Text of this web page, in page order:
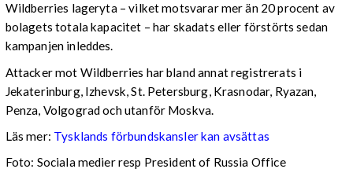
Wildberries lageryta – vilket motsvarar mer än 20 procent av
bolagets totala kapacitet – har skadats eller förstörts sedan
kampanjen inleddes.
Attacker mot Wildberries har bland annat registrerats i
Jekaterinburg, Izhevsk, St. Petersburg, Krasnodar, Ryazan,
Penza, Volgograd och utanför Moskva.
Läs mer: Tysklands förbundskansler kan avsättas
Foto: Sociala medier resp President of Russia Office